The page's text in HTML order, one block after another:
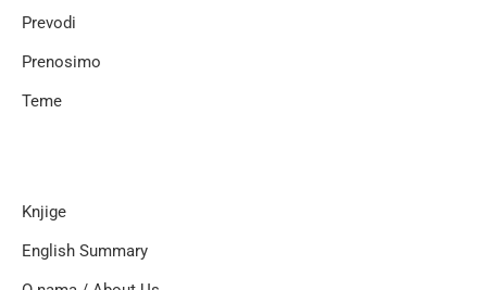
Prevodi
Prenosimo
Teme
Knjige
English Summary